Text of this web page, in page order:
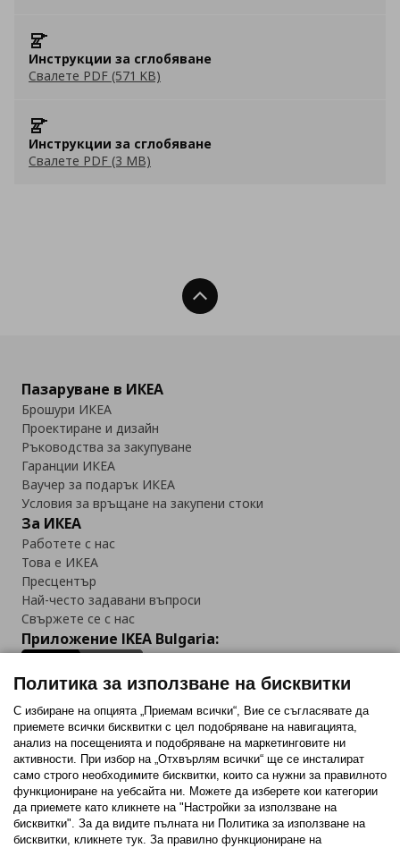
Инструкции за сглобяване
Свалете PDF (571 KB)
Инструкции за сглобяване
Свалете PDF (3 MB)
Нагоре
Пазаруване в ИКЕА
Брошури ИКЕА
Проектиране и дизайн
Ръководства за закупуване
Гаранции ИКЕА
Ваучер за подарък ИКЕА
Условия за връщане на закупени стоки
За ИКЕА
Работете с нас
Това е ИКЕА
Пресцентър
Най-често задавани въпроси
Свържете се с нас
Приложение IKEA Bulgaria:
Последвайте ни:
FacebookTwitterYoutubePinterestInstagram
Политика за използване на бисквитки
С избиране на опцията „Приемам всички“, Вие се съгласявате да
приемете всички бисквитки с цел подобряване на навигацията,
анализ на посещенията и подобряване на маркетинговите ни
активности. При избор на „Отхвърлям всички“ ще се инсталират
само строго необходимитe бисквитки, които са нужни за правилното
функциониране на уебсайта ни. Можете да изберете кои категории
да приемете като кликнете на "Настройки за използване на
бисквитки". За да видите пълната ни Политика за използване на
бисквитки, кликнете тук. За правилно функциониране на